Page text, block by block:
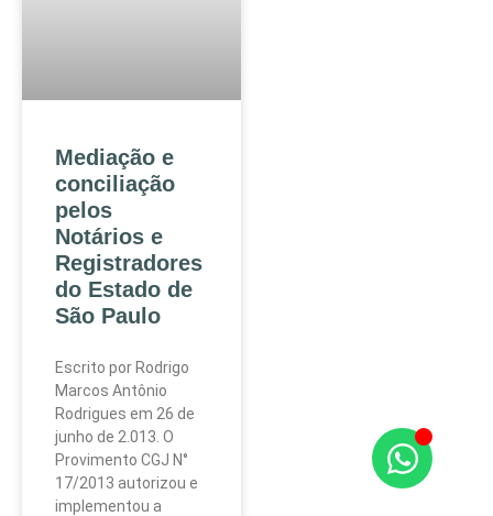
Mediação e
conciliação
pelos
Notários e
Registradores
do Estado de
São Paulo
Escrito por Rodrigo
Marcos Antônio
Rodrigues em 26 de
junho de 2.013. O
Provimento CGJ N°
17/2013 autorizou e
implementou a